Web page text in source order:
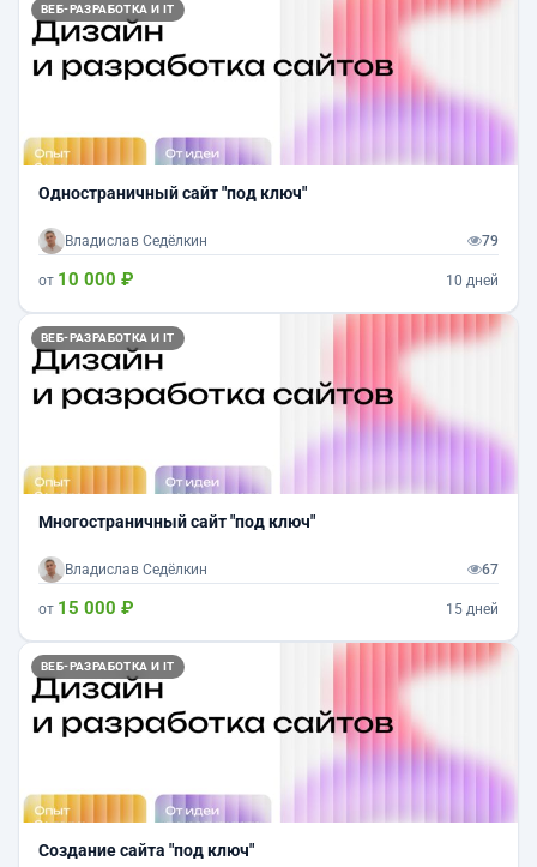
ВЕБ-РАЗРАБОТКА И IT
Одностраничный сайт "под ключ"
Владислав Седёлкин 79
от 10 000 ₽ 10 дней
ВЕБ-РАЗРАБОТКА И IT
Многостраничный сайт "под ключ"
Владислав Седёлкин 67
от 15 000 ₽ 15 дней
ВЕБ-РАЗРАБОТКА И IT
Создание сайта "под ключ"